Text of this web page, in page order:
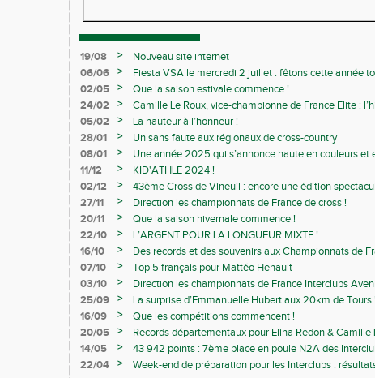
19/08 >
Nouveau site internet
06/06
>
Fiesta VSA le mercredi 2 juillet : fêtons cette année
02/05
>
Que la saison estivale commence !
24/02
>
Camille Le Roux, vice-championne de France Elite :
05/02
>
La hauteur à l’honneur !
28/01
>
Un sans faute aux régionaux de cross-country
08/01
>
Une année 2025 qui s’annonce haute en couleurs et
11/12
>
KID'ATHLE 2024 !
02/12
>
43ème Cross de Vineuil : encore une édition
27/11
>
Direction les championnats de France de cross !
20/11
>
Que la saison hivernale commence !
22/10
>
L’ARGENT POUR LA LONGUEUR MIXTE !
16/10
>
Des records et des souvenirs aux Championnats de
Avenirs
07/10 >
Top 5 français pour Mattéo Henault
03/10
>
Direction les championnats de France Interclubs
25/09
>
La surprise d’Emmanuelle Hubert aux 20km de Tours !
16/09
>
Que les compétitions commencent !
20/05
>
Records départementaux pour Elina Redon & Camille
14/05
>
43 942 points : 7ème place en poule N2A des
22/04
>
Week-end de préparation pour les Interclubs :